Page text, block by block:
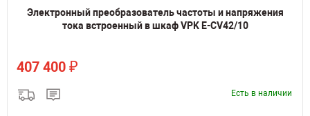
Электронный преобразователь частоты и напряжения
тока встроенный в шкаф VPK E-CV42/10
407 400 ₽
Есть в наличии